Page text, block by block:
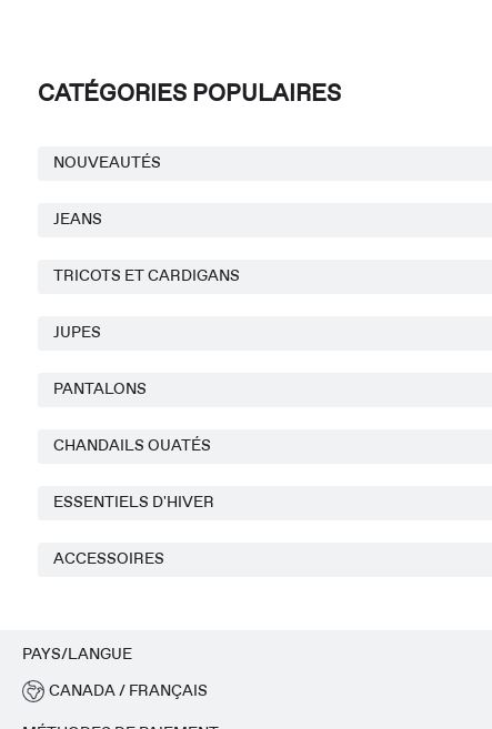
CATÉGORIES POPULAIRES
NOUVEAUTÉS
JEANS
TRICOTS ET CARDIGANS
JUPES
PANTALONS
CHANDAILS OUATÉS
ESSENTIELS D'HIVER
ACCESSOIRES
PAYS/LANGUE
CANADA / FRANÇAIS